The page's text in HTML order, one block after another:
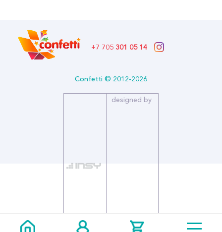
+7 705 301 05 14
Confetti © 2012-2026
designed by